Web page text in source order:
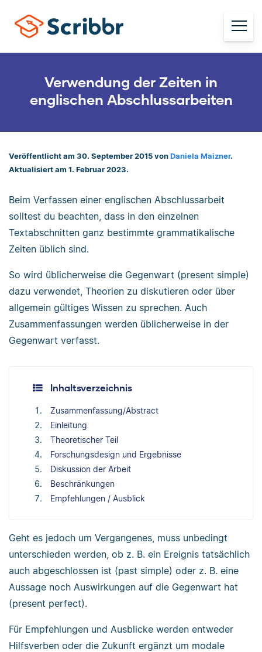
Verwendung der Zeiten in
englischen Abschlussarbeiten
Veröffentlicht am 30. September 2015 von Daniela Maizner.
Aktualisiert am 1. Februar 2023.
Beim Verfassen einer englischen Abschlussarbeit
solltest du beachten, dass in den einzelnen
Textabschnitten ganz bestimmte grammatikalische
Zeiten üblich sind.
So wird üblicherweise die Gegenwart (present simple)
dazu verwendet, Theorien zu diskutieren oder über
allgemein gültiges Wissen zu sprechen. Auch
Zusammenfassungen werden üblicherweise in der
Gegenwart verfasst.
Inhaltsverzeichnis
Zusammenfassung/Abstract
Einleitung
Theoretischer Teil
Forschungsdesign und Ergebnisse
Diskussion der Arbeit
Beschränkungen
Empfehlungen / Ausblick
Geht es jedoch um Vergangenes, muss unbedingt
unterschieden werden, ob z. B. ein Ereignis tatsächlich
auch abgeschlossen ist (past simple) oder z. B. eine
Aussage noch Auswirkungen auf die Gegenwart hat
(present perfect).
Für Empfehlungen und Ausblicke werden entweder
Hilfsverben oder die Zukunft ergänzt um modale